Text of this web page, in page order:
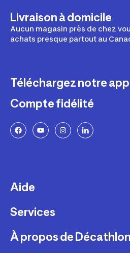
Livraison à domicile
Aucun magasin près de chez
achats presque partout au
Téléchargez notre
Compte fidélité
Aide
Livraison
Retours et échanges
Services
Programme de fidélité
À propos de Décathlon